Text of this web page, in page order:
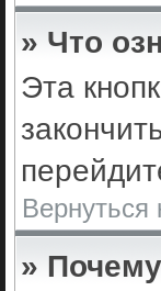
» Что
Эта
Вернуться
»